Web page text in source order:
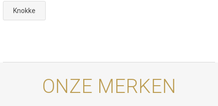
Knokke
ONZE MERKEN